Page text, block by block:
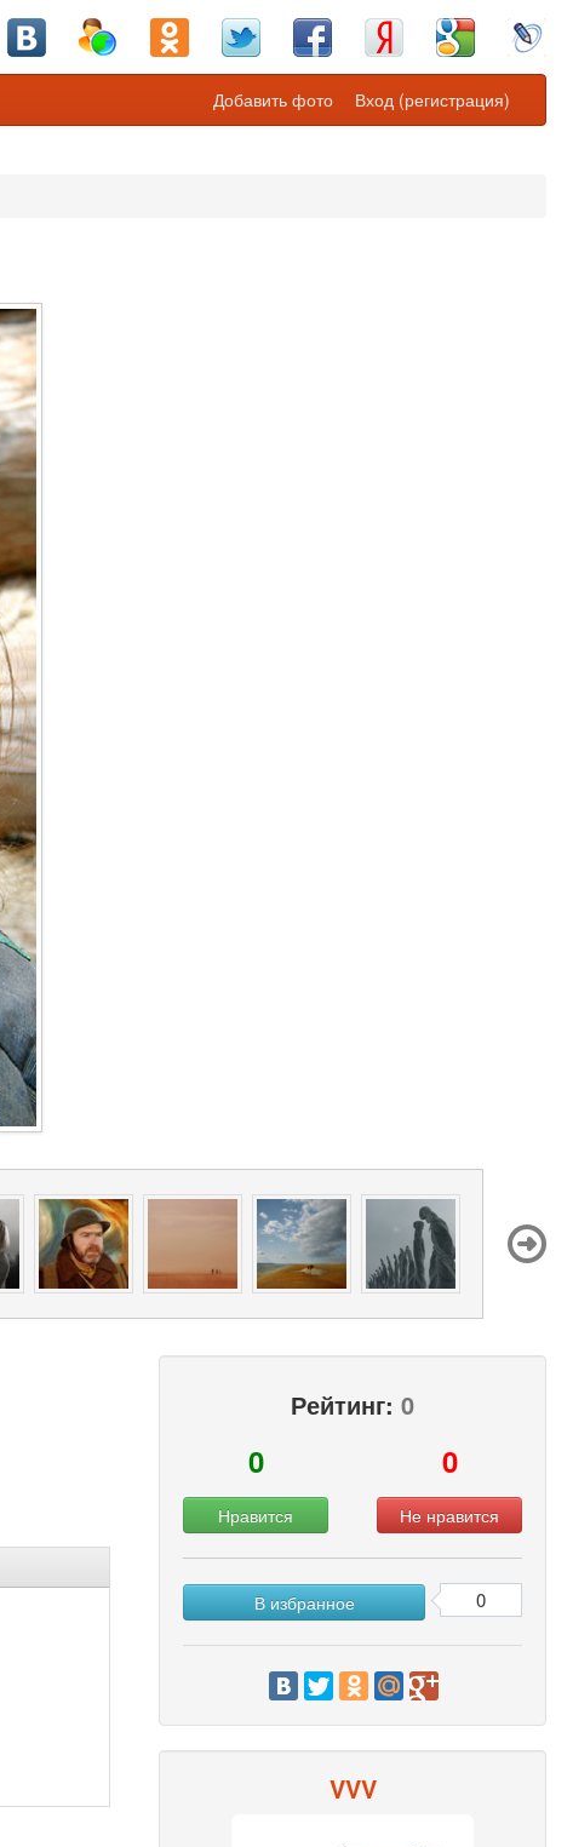
Добавить фото Вход (регистрация)
Рейтинг: 0
0
Нравится
0
Не нравится
В избранное 0
VVV